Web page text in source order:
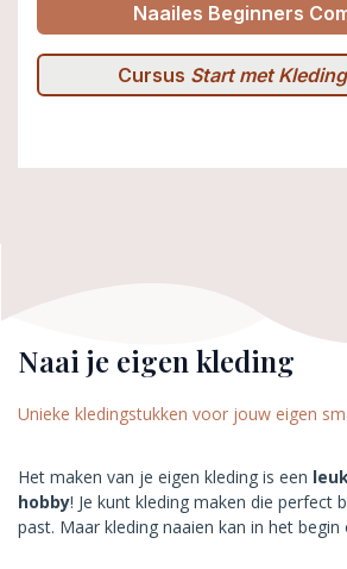
Naailes Beginners
Cursus Start met
Naai je eigen kleding
Unieke kledingstukken voor jouw eigen
Het maken van je eigen kleding is een
hobby! Je kunt kleding maken die perfect
past. Maar kleding naaien kan in het